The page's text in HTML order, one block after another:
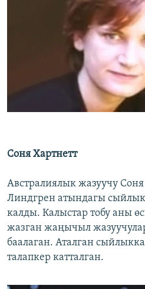
Соня Хартнетт
Австралиялык жазуучу
Линдгрен атындагы
калды. Калыстар тобу аны
жазган жаңычыл
баалаган. Аталган сыйлыкка
талапкер катталган.